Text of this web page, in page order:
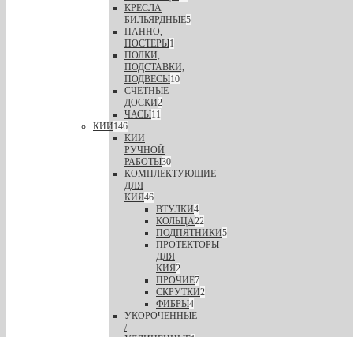
КРЕСЛА
БИЛЬЯРДНЫЕ5
ПАННО,
ПОСТЕРЫ1
ПОЛКИ,
ПОДСТАВКИ,
ПОДВЕСЫ10
СЧЕТНЫЕ
ДОСКИ2
ЧАСЫ11
КИИ146
КИИ
РУЧНОЙ
РАБОТЫ30
КОМПЛЕКТУЮЩИЕ
ДЛЯ
КИЯ46
ВТУЛКИ4
КОЛЬЦА22
ПОДПЯТНИКИ5
ПРОТЕКТОРЫ
ДЛЯ
КИЯ2
ПРОЧИЕ7
СКРУТКИ2
ФИБРЫ4
УКОРОЧЕННЫЕ
/